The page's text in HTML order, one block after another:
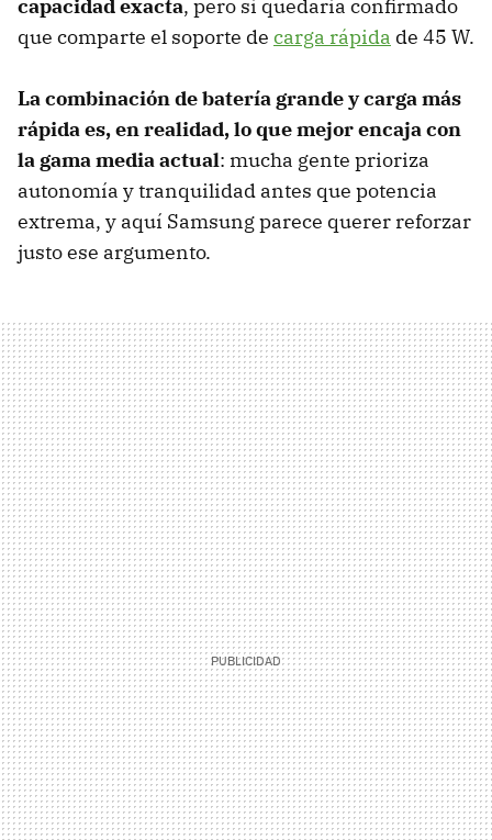
capacidad exacta, pero sí quedaría confirmado
que comparte el soporte de carga rápida de 45 W.
La combinación de batería grande y carga más
rápida es, en realidad, lo que mejor encaja con
la gama media actual: mucha gente prioriza
autonomía y tranquilidad antes que potencia
extrema, y aquí Samsung parece querer reforzar
justo ese argumento.